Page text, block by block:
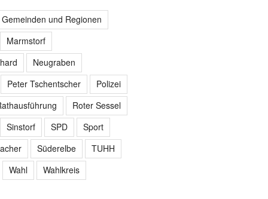
und Regionen
Marmstorf
Neugraben
Peter Tschentscher
Polizei
Roter Sessel
Sinstorf
SPD
Sport
Süderelbe
TUHH
Wahl
Wahlkreis